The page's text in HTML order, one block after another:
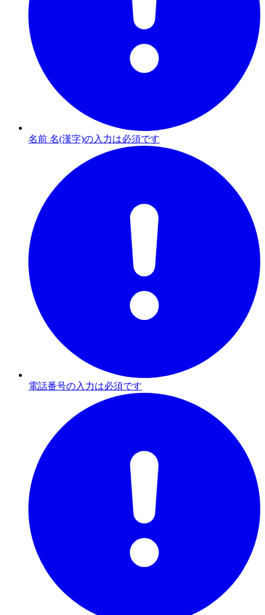
名前 名(漢字)の入力は必須です
電話番号の入力は必須です